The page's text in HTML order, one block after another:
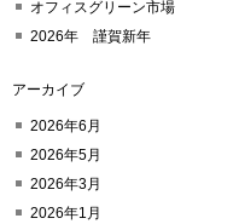
オフィスグリーン市場
2026年 謹賀新年
アーカイブ
2026年6月
2026年5月
2026年3月
2026年1月